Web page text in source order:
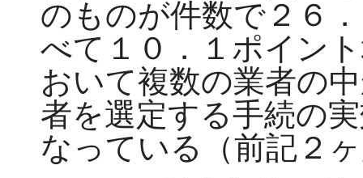
のものが件数で２６
べて１０．１ポイン
おいて複数の業者の
者を選定する手続の
なっている（前記２